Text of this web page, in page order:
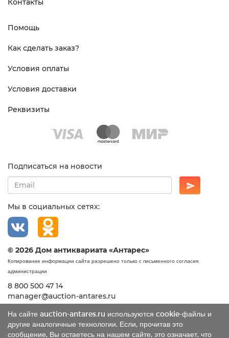
На сайте auction-antares.ru используются cookie-файлы и
другие аналогичные технологии. Если, прочитав это
сообщение, Вы остаетесь на нашем сайте, это означает, что
Контакты
Помощь
Как сделать заказ?
Условия оплаты
Условия доставки
Реквизиты
Подписаться на новости
Мы в социальных сетях:
© 2026 Дом антиквариата «Антарес»
Копирование информации сайта разрешено только с письменного согласия
администрации
8 800 500 47 14
manager@auction-antares.ru